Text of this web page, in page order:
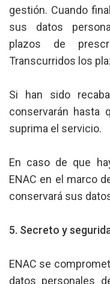
gestión. Cuando
sus datos
plazos de
Transcurridos los
Si han sido
conservarán
suprima el servicio.
En caso de que
ENAC en el marco
conservará sus
5. Secreto y
ENAC se
datos personales